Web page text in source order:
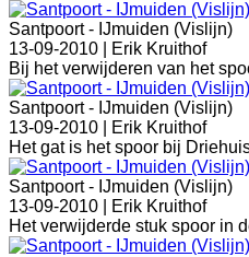
Santpoort - IJmuiden (Vislijn)
13-09-2010 |
Erik Kruithof
Bij het verwijderen van het
Santpoort - IJmuiden (Vislijn)
13-09-2010 |
Erik Kruithof
Het gat is het spoor bij
Santpoort - IJmuiden (Vislijn)
13-09-2010 |
Erik Kruithof
Het verwijderde stuk spoor in